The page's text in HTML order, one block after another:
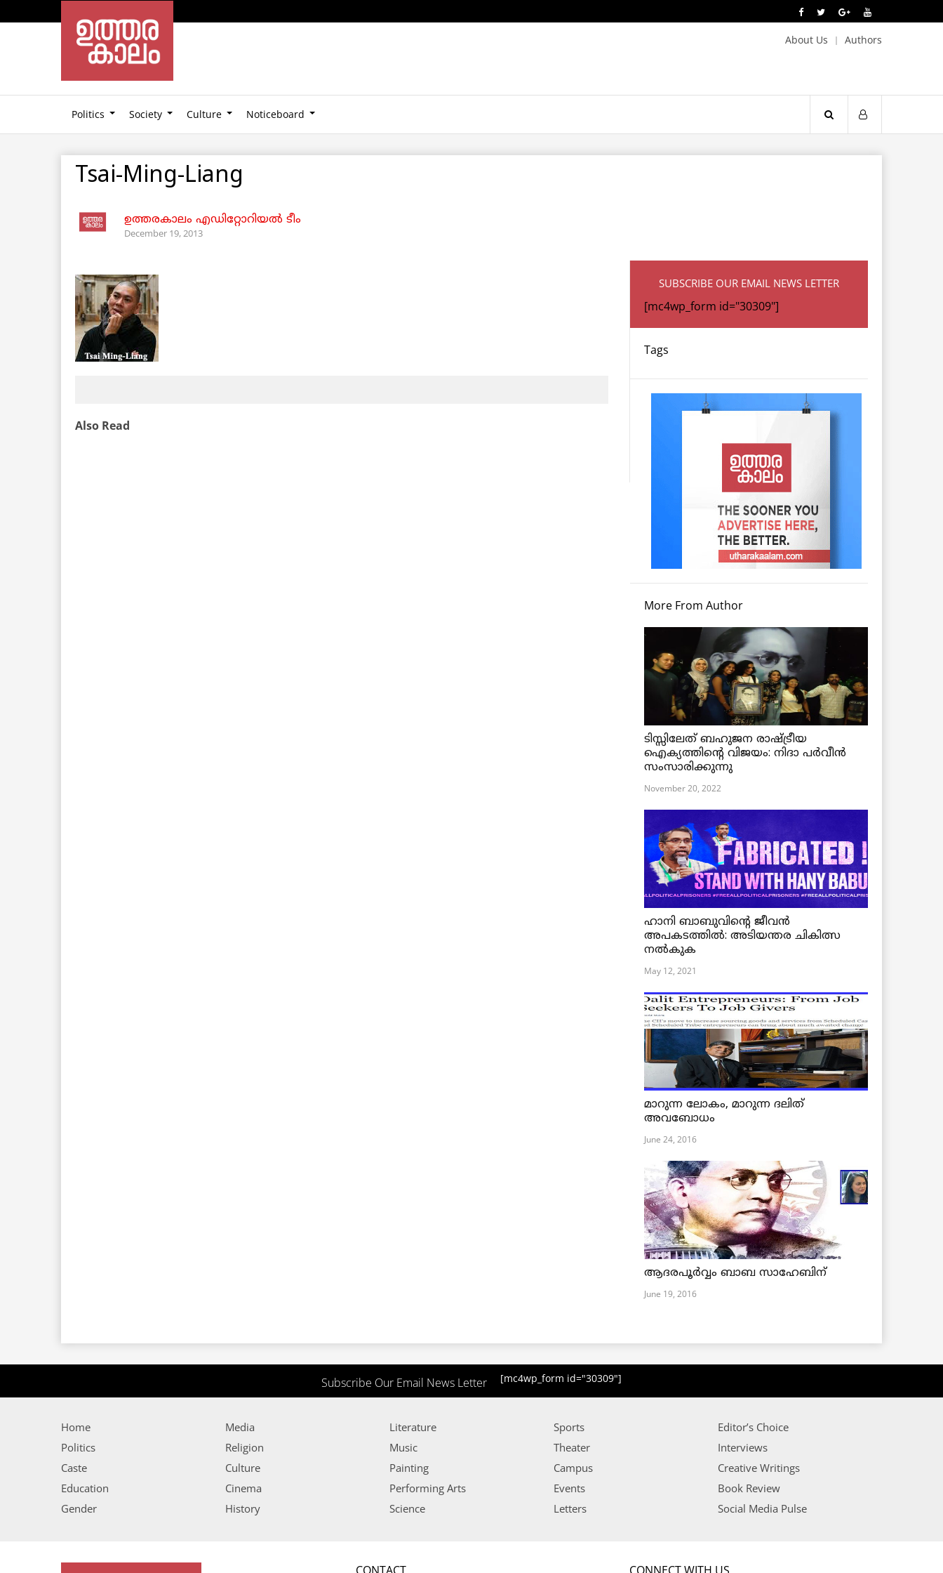
About Us Authors
Politics Society Culture Noticeboard
Tsai-Ming-Liang
ഉത്തരകാലം എഡിറ്റോറിയല്‍ ടീം
December 19, 2013
Also Read
SUBSCRIBE OUR EMAIL NEWS LETTER
[mc4wp_form id="30309"]
Tags
More From Author
ടിസ്സിലേത് ബഹുജന രാഷ്ട്രീയ
ഐക്യത്തിന്റെ വിജയം: നിദാ പർവീൻ
സംസാരിക്കുന്നു
November 20, 2022
ഹാനി ബാബുവിന്റെ ജീവൻ
അപകടത്തിൽ: അടിയന്തര ചികിത്സ
നൽകുക
May 12, 2021
മാറുന്ന ലോകം, മാറുന്ന ദലിത്
അവബോധം
June 24, 2016
ആദരപൂര്‍വ്വം ബാബ സാഹേബിന്
June 19, 2016
Subscribe Our Email News Letter [mc4wp_form id="30309"]
Home
Politics
Caste
Education
Gender
Media
Religion
Culture
Cinema
History
Literature
Music
Painting
Performing Arts
Science
Sports
Theater
Campus
Events
Letters
Editor’s Choice
Interviews
Creative Writings
Book Review
Social Media Pulse